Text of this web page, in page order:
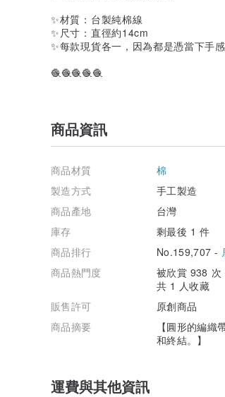
✨️材質：台製純棉線
✨️尺寸：直徑約14cm
✨️每款現貨各一，因為都是憑當下手
🧶🧶🧶🧶🧶
商品資訊
商品材質
棉
製造方式
手工製造
商品產地
台灣
庫存
剩最後 1 件
商品排行
No.159,707 -
商品熱門度
被欣賞 938 次
共 1 人收藏
販售許可
原創商品
商品摘要
【圓形的編
和終結。】
運費與其他資訊